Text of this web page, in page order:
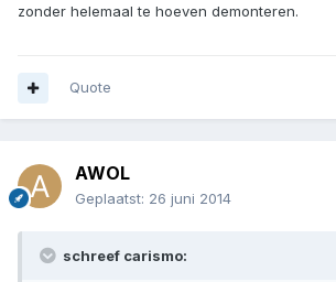
zonder helemaal te hoeven demonteren.
Quote
AWOL
Geplaatst: 26 juni 2014
schreef carismo: